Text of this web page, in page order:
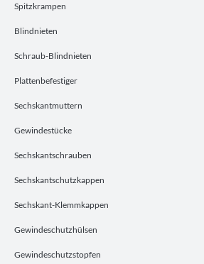
Spitzkrampen
Blindnieten
Schraub-Blindnieten
Plattenbefestiger
Sechskantmuttern
Gewindestücke
Sechskantschrauben
Sechskantschutzkappen
Sechskant-Klemmkappen
Gewindeschutzhülsen
Gewindeschutzstopfen